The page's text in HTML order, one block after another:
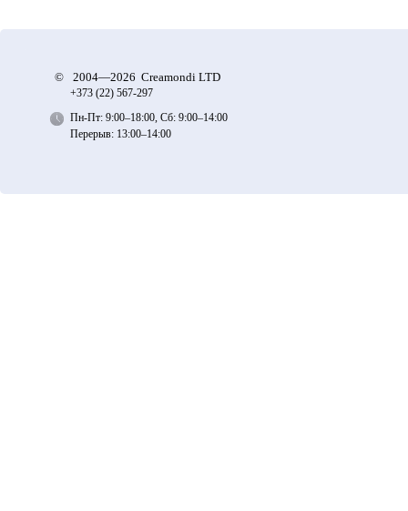
© 2004—2026 Creamondi LTD
+373 (22) 567-297
Пн-Пт: 9:00–18:00, Сб: 9:00–14:00
Перерыв: 13:00–14:00